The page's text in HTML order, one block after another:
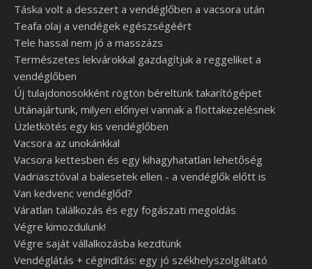
Táska volt a desszert a vendéglőben a vacsora után
Teafa olaj a vendégek egészségéért
Tele hassal nem jó a masszázs
Természetes lekvárokkal gazdagítjuk a reggeliket a
vendéglőben
Új tulajdonosokként rögtön béreltünk takarítógépet
Utánajártunk, milyen előnyei vannak a flottakezelésnek
Üzletkötés egy kis vendéglőben
Vacsora az unokánkkal
Vacsora kettesben és egy kihagyhatatlan lehetőség
Vadriasztóval a balesetek ellen - a vendéglők előtt is
Van kedvenc vendéglőd?
Váratlan találkozás és egy fogászati megoldás
Végre kimozdulunk!
Végre saját vállalkozásba kezdtünk
Vendéglátás + cégindítás: egy jó székhelyszolgáltató